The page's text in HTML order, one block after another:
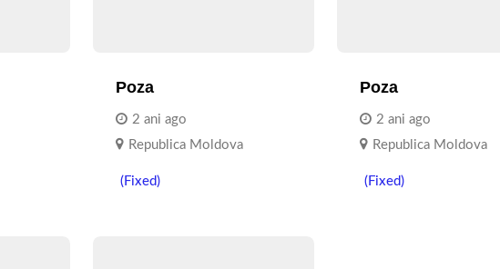
Poza
2 ani ago
Republica Moldova
(Fixed)
Poza
2 ani ago
Republica Moldova
(Fixed)